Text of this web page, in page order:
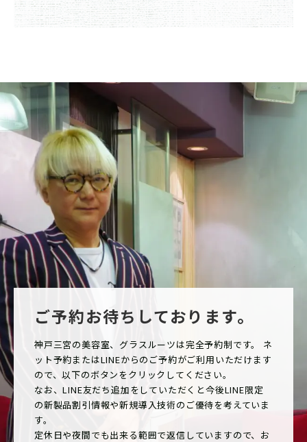
ご予約お待ちしております。
神戸三宮の美容室、グラスルーツは完全予約制です。 ネ
ット予約またはLINEからのご予約がご利用いただけます
ので、以下のボタンをクリックしてください。
なお、LINE友だち追加をしていただくと今後LINE限定
の新製品割引情報や新規導入技術のご優待を考えていま
す。
定休日や夜間でも出来る範囲で返信していますので、お